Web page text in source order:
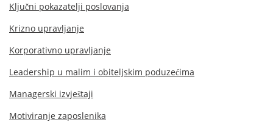
Ključni pokazatelji poslovanja
Krizno upravljanje
Korporativno upravljanje
Leadership u malim i obiteljskim poduzećima
Managerski izvještaji
Motiviranje zaposlenika